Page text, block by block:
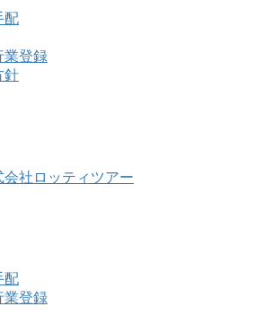
配
業登録
針
会社ロッティツアー
配
業登録